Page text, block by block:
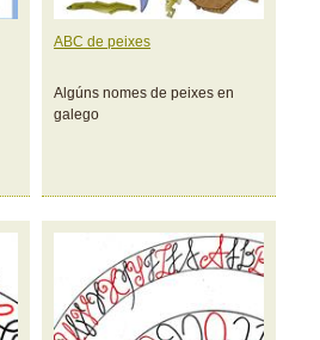
ABC de peixes
Algúns nomes de peixes en
galego